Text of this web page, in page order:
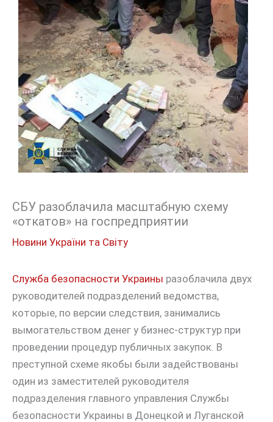
СБУ разоблачила масштабную схему
«откатов» на госпредприятии
Новини України та Світу
Служба безопасности Украины разоблачила двух
руководителей подразделений ведомства,
которые, по версии следствия, занимались
вымогательством денег у бизнес-структур при
проведении процедур публичных закупок. В
преступной схеме якобы были задействованы
один из заместителей руководителя
подразделения главного управления Службы
безопасности Украины в Донецкой и Луганской